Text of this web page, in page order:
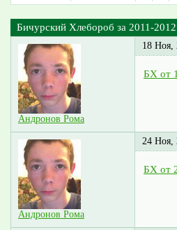
Бичурский Хлебороб за 2011-2012
Андронов Рома
18 Ноя,
БХ от
Андронов Рома
24 Ноя,
БХ от